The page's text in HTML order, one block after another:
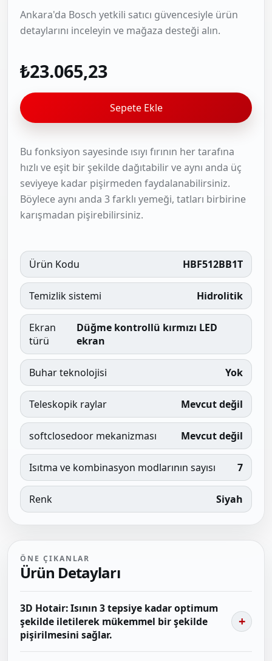
Ankara'da Bosch yetkili satıcı güvencesiyle ürün
detaylarını inceleyin ve mağaza desteği alın.
₺23.065,23
Sepete Ekle
Bu fonksiyon sayesinde ısıyı fırının her tarafına
hızlı ve eşit bir şekilde dağıtabilir ve aynı anda üç
seviyeye kadar pişirmeden faydalanabilirsiniz.
Böylece aynı anda 3 farklı yemeği, tatları birbirine
karışmadan pişirebilirsiniz.
Ürün Kodu HBF512BB1T
Temizlik sistemi Hidrolitik
Ekran
türü
Düğme kontrollü kırmızı LED
ekran
Buhar teknolojisi Yok
Teleskopik raylar Mevcut değil
softclosedoor mekanizması Mevcut değil
Isıtma ve kombinasyon modlarının sayısı 7
Renk Siyah
ÖNE ÇIKANLAR
Ürün Detayları
3D Hotair: Isının 3 tepsiye kadar optimum
şekilde iletilerek mükemmel bir şekilde
pişirilmesini sağlar.